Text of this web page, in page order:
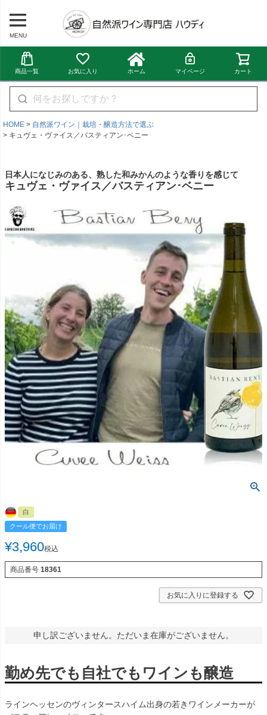
MENU
商品一覧 お気に入り ホーム マイページ カート
HOME
自然派ワイン｜栽培・醸造方法で選ぶ
キュヴェ・ヴァイス／バスティアン･ベニー
日本人になじみのある、熟した和みかんのような香りを感じて
キュヴェ・ヴァイス／バスティアン･ベニー
白
クール便でお届け
¥3,960税込
商品番号 18361
お気に入りに登録する
申し訳ございません。ただいま在庫がございません。
勤め先でも自社でもワインも醸造
ラインヘッセンのヴィンタースハイム出身の若きワインメーカーが